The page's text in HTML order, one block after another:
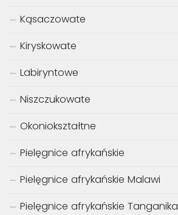
Kąsaczowate
Kiryskowate
Labiryntowe
Niszczukowate
Okoniokształtne
Pielęgnice afrykańskie
Pielęgnice afrykańskie Malawi
Pielęgnice afrykańskie Tanganika